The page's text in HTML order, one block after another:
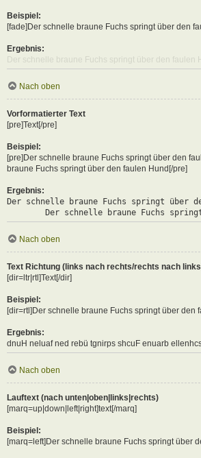
Beispiel:
[fade]Der schnelle braune Fuchs springt über den
Ergebnis:
Der schnelle braune Fuchs springt über den faulen
Nach oben
Vorformatierter Text
[pre]Text[/pre]
Beispiel:
[pre]Der schnelle braune Fuchs springt über den
braune Fuchs springt über den faulen Hund[/pre]
Ergebnis:
Der schnelle braune Fuchs springt über
Der schnelle braune Fuchs
Nach oben
Text Richtung (links nach rechts/rechts nach
[dir=ltr|rtl]Text[/dir]
Beispiel:
[dir=rtl]Der schnelle braune Fuchs springt über den
Ergebnis:
Der schnelle braune Fuchs springt über den faulen
Nach oben
Lauftext (nach unten|oben|links|rechts)
[marq=up|down|left|right]text[/marq]
Beispiel:
[marq=left]Der schnelle braune Fuchs springt über